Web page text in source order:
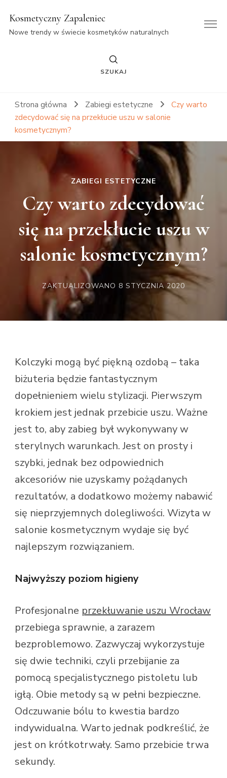
Kosmetyczny Zapaleniec
Nowe trendy w świecie kosmetyków naturalnych
SZUKAJ
Strona główna Zabiegi estetyczne
Czy warto
zdecydować się na przekłucie uszu w salonie
kosmetycznym?
ZABIEGI ESTETYCZNE
Czy warto zdecydować
się na przekłucie uszu w
salonie kosmetycznym?
ZAKTUALIZOWANO 8 STYCZNIA 2020
Kolczyki mogą być piękną ozdobą – taka
biżuteria będzie fantastycznym
dopełnieniem wielu stylizacji. Pierwszym
krokiem jest jednak przebicie uszu. Ważne
jest to, aby zabieg był wykonywany w
sterylnych warunkach. Jest on prosty i
szybki, jednak bez odpowiednich
akcesoriów nie uzyskamy pożądanych
rezultatów, a dodatkowo możemy nabawić
się nieprzyjemnych dolegliwości. Wizyta w
salonie kosmetycznym wydaje się być
najlepszym rozwiązaniem.
Najwyższy poziom higieny
Profesjonalne przekłuwanie uszu Wrocław
przebiega sprawnie, a zarazem
bezproblemowo. Zazwyczaj wykorzystuje
się dwie techniki, czyli przebijanie za
pomocą specjalistycznego pistoletu lub
igłą. Obie metody są w pełni bezpieczne.
Odczuwanie bólu to kwestia bardzo
indywidualna. Warto jednak podkreślić, że
jest on krótkotrwały. Samo przebicie trwa
sekundy.